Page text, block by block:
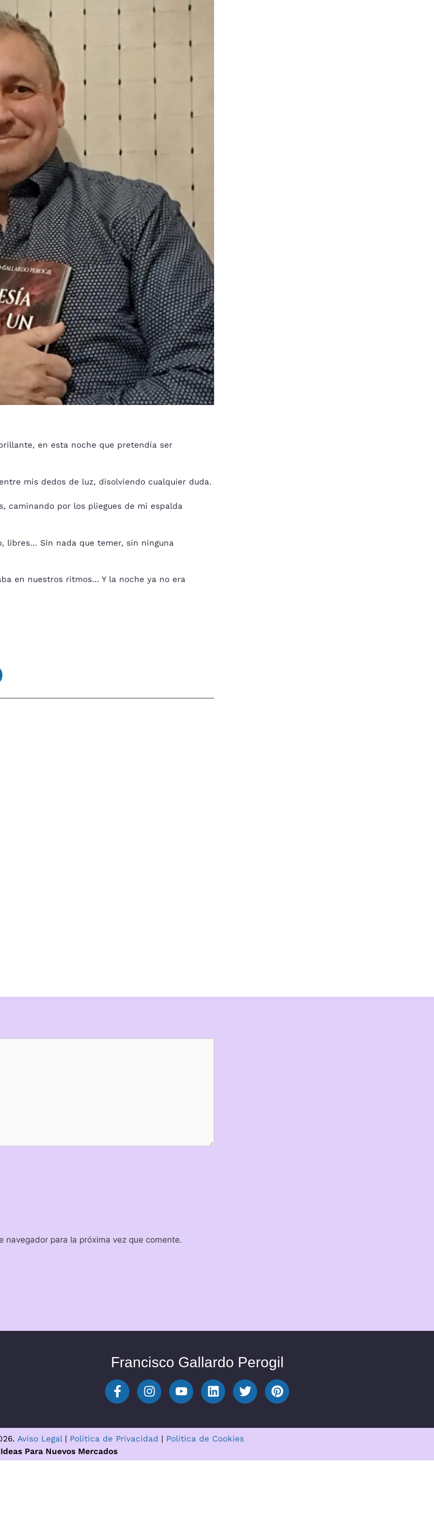
en esta noche que pretendía ser
mis dedos de luz, disolviendo cualquier duda.
caminando por los pliegues de mi espalda
libres… Sin nada que temer, sin ninguna
en nuestros ritmos… Y la noche ya no era
para la próxima vez que comente.
Francisco Gallardo Perogil
Aviso Legal | Política de Privacidad | Política de Cookies
Ideas Para Nuevos Mercados